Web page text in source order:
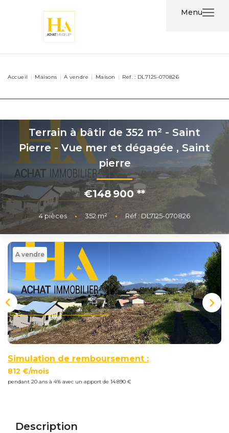
Menu
Services
Nos
Agents
Contact
Nous
Rejoindre
Estimer
Mon
Bien
Accueil Maisons A vendre Maison Ref. : DL7125-070826
Terrain à bâtir de 352 m² - Saint
Pierre - Vue mer et dégagée , Saint
pierre
€148 900**
4pièces • 352m² • Réf : DL7125-070826
A vendre
Simulation de remboursement :
812 €/mois
pendant 20 ans à 4% avec un apport de 14 890 €
Description